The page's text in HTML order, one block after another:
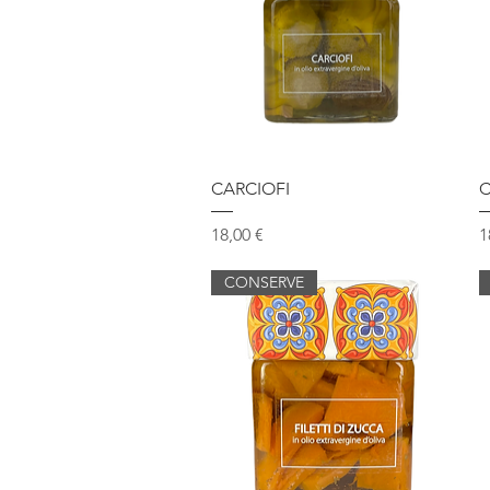
CARCIOFI
Prezzo
18,00 €
CONSERVE